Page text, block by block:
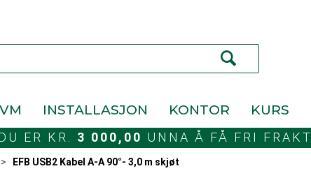
INSTALLASJON KONTOR KURS
ER KR. 3 000,00 UNNA Å FÅ FRI FRAKT
> EFB USB2 Kabel A-A 90°- 3,0 m skjøt